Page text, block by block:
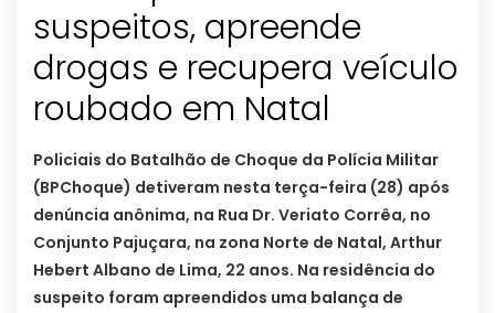
suspeitos, apreende
drogas e recupera veículo
roubado em Natal
Policiais do Batalhão de Choque da Polícia Militar
(BPChoque) detiveram nesta terça-feira (28) após
denúncia anônima, na Rua Dr. Veriato Corrêa, no
Conjunto Pajuçara, na zona Norte de Natal, Arthur
Hebert Albano de Lima, 22 anos. Na residência do
suspeito foram apreendidos uma balança de